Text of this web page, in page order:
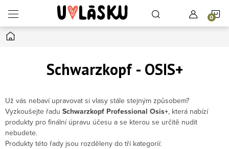
Domů
Schwarzkopf - OSIS+
Už vás nebaví upravovat si vlasy stále stejným způsobem?
Vyzkoušejte řadu Schwarzkopf Professional Osis+, která nabízí
produkty pro finální úpravu účesu a se kterou se určitě nudit
nebudete.
Produkty této řady jsou rozděleny do tří kategorií: